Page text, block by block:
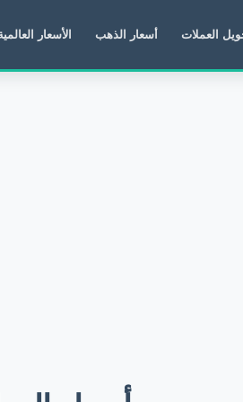
العملات أسعار الذهب الأسعار